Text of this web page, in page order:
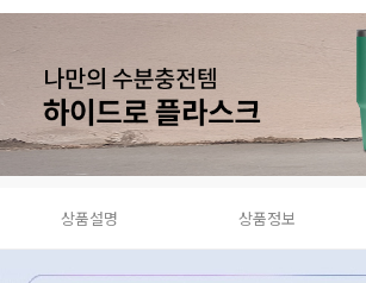
상품설명 상품정보